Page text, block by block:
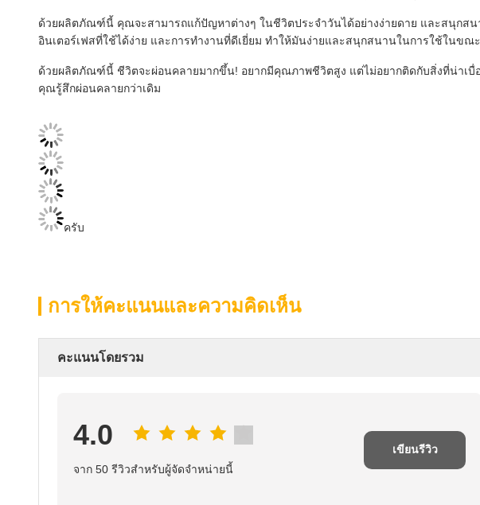
ด้วยผลิตภัณฑ์นี้ คุณจะสามารถแก้ปัญหาต่างๆ ในชีวิตประจําวันได้อย่างง่ายดาย และสนุก
อินเตอร์เฟสที่ใช้ได้ง่าย และการทํางานที่ดีเยี่ยม ทําให้มันง่ายและสนุกสนานในการใช้ใน
ด้วยผลิตภัณฑ์นี้ ชีวิตจะผ่อนคลายมากขึ้น! อยากมีคุณภาพชีวิตสูง แต่ไม่อยากติดกับสิ่งที่น่า
คุณรู้สึกผ่อนคลายกว่าเดิม
ครับ
การให้คะแนนและความคิดเห็น
คะแนนโดยรวม
4.0
จาก 50 รีวิวสําหรับผู้จัดจําหน่ายนี้
เขียนรีวิว